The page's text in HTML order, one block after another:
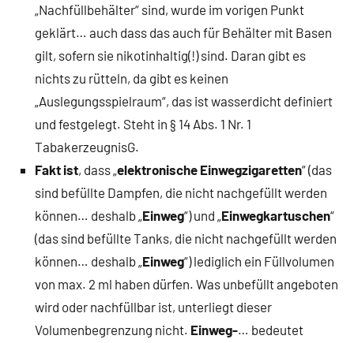
„Nachfüllbehälter“ sind, wurde im vorigen Punkt
geklärt… auch dass das auch für Behälter mit Basen
gilt, sofern sie nikotinhaltig(!) sind. Daran gibt es
nichts zu rütteln, da gibt es keinen
„Auslegungsspielraum“, das ist wasserdicht definiert
und festgelegt. Steht in § 14 Abs. 1 Nr. 1
TabakerzeugnisG.
Fakt ist, dass „ elektronische Einwegzigaretten“ (das
sind befüllte Dampfen, die nicht nachgefüllt werden
können… deshalb „ Einweg“) und „ Einwegkartuschen“
(das sind befüllte Tanks, die nicht nachgefüllt werden
können… deshalb „ Einweg“) lediglich ein Füllvolumen
von max. 2 ml haben dürfen. Was unbefüllt angeboten
wird oder nachfüllbar ist, unterliegt dieser
Volumenbegrenzung nicht. Einweg-… bedeutet